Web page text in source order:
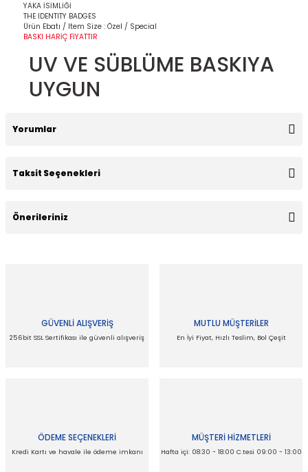
YAKA İSİMLİĞİ
THE IDENTITY BADGES
Ürün Ebatı / Item Size : Özel / Special​​
BASKI HARİÇ FİYATTIR
UV VE SÜBLÜME BASKIYA
UYGUN
Yorumlar
Taksit Seçenekleri
Önerileriniz
Ürün resmi kalitesiz, bozuk veya görüntülenemiyor.
GÜVENLİ ALIŞVERİŞ
256bit SSL Sertifikası ile güvenli alışveriş
MUTLU MÜŞTERİLER
En İyi Fiyat, Hızlı Teslim, Bol Çeşit
ÖDEME SEÇENEKLERİ
Kredi Kartı ve havale ile ödeme imkanı
MÜŞTERİ HİZMETLERİ
Hafta içi: 08:30 - 18:00 C.tesi 09:00 - 13:00